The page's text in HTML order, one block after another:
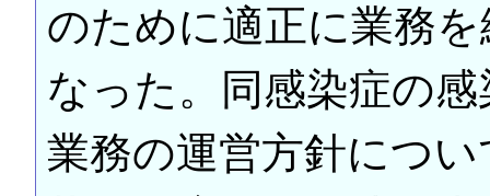
のために適正に業務
なった。同感染症の
業務の運営方針につ